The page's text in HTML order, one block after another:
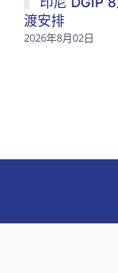
渡安排
2026年8月02日